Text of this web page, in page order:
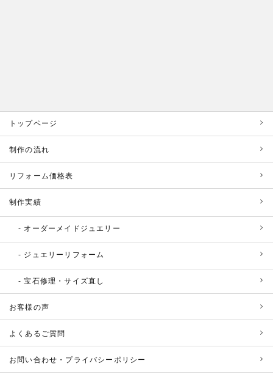
トップページ
制作の流れ
リフォーム価格表
制作実績
オーダーメイドジュエリー
ジュエリーリフォーム
宝石修理・サイズ直し
お客様の声
よくあるご質問
お問い合わせ・プライバシーポリシー